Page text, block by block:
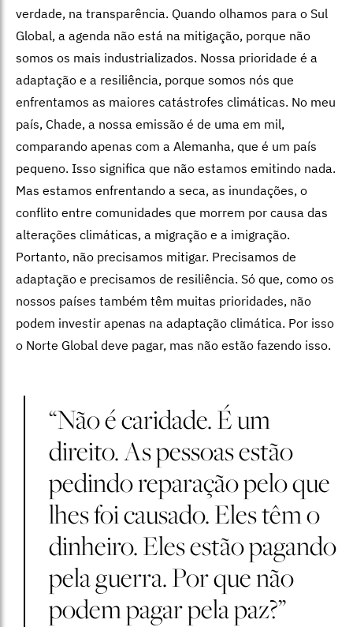
verdade, na transparência. Quando olhamos para o Sul
Global, a agenda não está na mitigação, porque não
somos os mais industrializados. Nossa prioridade é a
adaptação e a resiliência, porque somos nós que
enfrentamos as maiores catástrofes climáticas. No meu
país, Chade, a nossa emissão é de uma em mil,
comparando apenas com a Alemanha, que é um país
pequeno. Isso significa que não estamos emitindo nada.
Mas estamos enfrentando a seca, as inundações, o
conflito entre comunidades que morrem por causa das
alterações climáticas, a migração e a imigração.
Portanto, não precisamos mitigar. Precisamos de
adaptação e precisamos de resiliência. Só que, como os
nossos países também têm muitas prioridades, não
podem investir apenas na adaptação climática. Por isso
o Norte Global deve pagar, mas não estão fazendo isso.
“Não é caridade. É um
direito. As pessoas estão
pedindo reparação pelo que
lhes foi causado. Eles têm o
dinheiro. Eles estão pagando
pela guerra. Por que não
podem pagar pela paz?”